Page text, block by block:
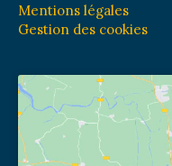
Mentions légales
Gestion des cookies